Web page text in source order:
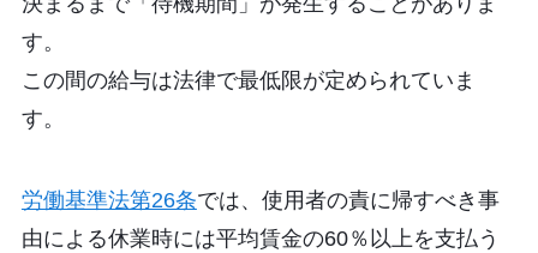
す。
この間の給与は法律で最低限が定められていま
す。
労働基準法第26条では、使用者の責に帰すべき事
由による休業時には平均賃金の60％以上を支払う